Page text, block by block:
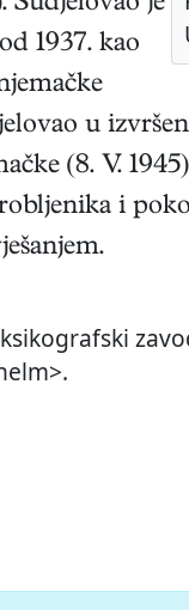
1937. kao
u
(8. V.
i